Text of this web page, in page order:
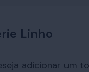
Linho
adicionar um